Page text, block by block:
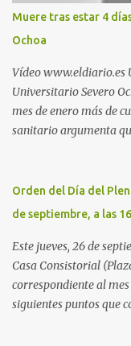
Móstoles También en
la Policía Local de
cementerio de
Muere tras estar 4
Ochoa
Vídeo www.eldiario.es
Universitario Severo
mes de enero más de
sanitario argumenta
arritmia y
Por ello, la ingresaron
cama, en el pasillo, sin
ha denunciado el caso
extrema, aseguró que
que faltaban médicos
Orden del Día del
de septiembre, a las
Este jueves, 26 de
Casa Consistorial
correspondiente al
siguientes puntos que